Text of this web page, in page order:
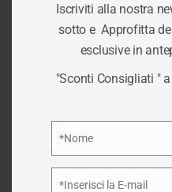
Per fornire le migliori
cookie per memorizzare e/o
dispositivo. Il consenso a
elaborare dati come il
Iscriviti alla nostra
sotto e Approfitta
esclusive in
"Sconti Consigliati "
*Nome
*Inserisci la E-mail